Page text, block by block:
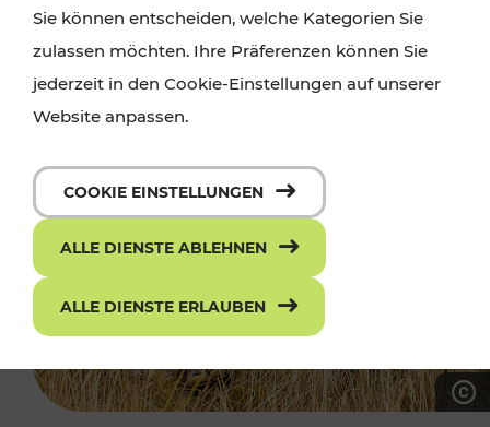
Sie können entscheiden, welche Kategorien Sie
zulassen möchten. Ihre Präferenzen können Sie
jederzeit in den Cookie-Einstellungen auf unserer
Website anpassen.
COOKIE EINSTELLUNGEN
ALLE DIENSTE ABLEHNEN
ALLE DIENSTE ERLAUBEN